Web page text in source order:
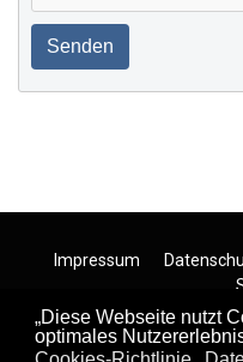
„Diese Webseite nutzt
optimales
Senden
Impressum
Copyright ©